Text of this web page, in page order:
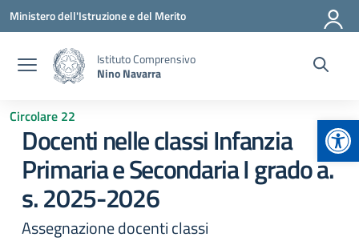
Vai ai contenuti
Vai al menu di navigazione
Vai al footer
Ministero dell'Istruzione e del Merito
Istituto Comprensivo
Nino Navarra
Circolare 22
Docenti nelle classi Infanzia
Primaria e Secondaria I grado a.
s. 2025-2026
Assegnazione docenti classi